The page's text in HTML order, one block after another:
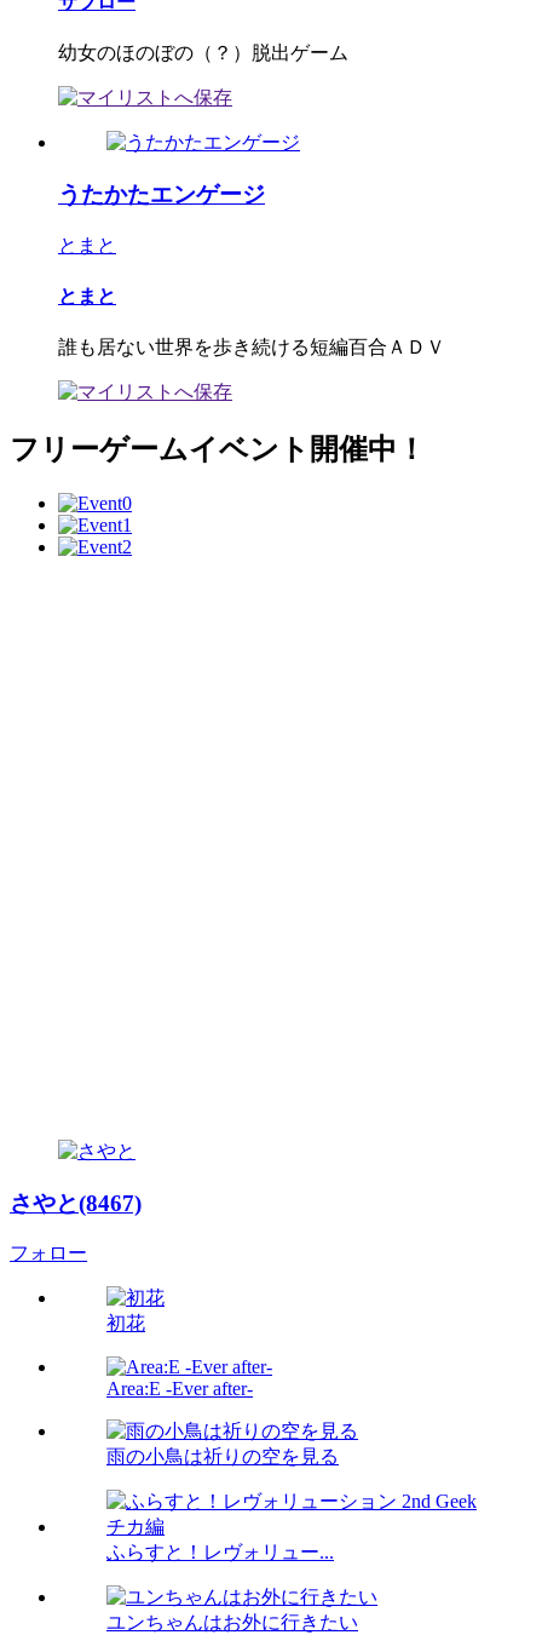
幼女のほのぼの（？）脱出ゲーム
うたかたエンゲージ
とまと
とまと
誰も居ない世界を歩き続ける短編百合ＡＤＶ
フリーゲームイベント開催中！
さやと(8467)
フォロー
初花
Area:E -Ever after-
雨の小鳥は祈りの空を見る
ふらすと！レヴォリュー...
ユンちゃんはお外に行きたい